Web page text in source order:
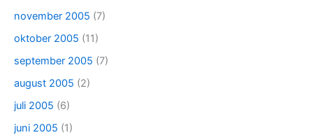
november 2005 (7)
oktober 2005 (11)
september 2005 (7)
august 2005 (2)
juli 2005 (6)
juni 2005 (1)